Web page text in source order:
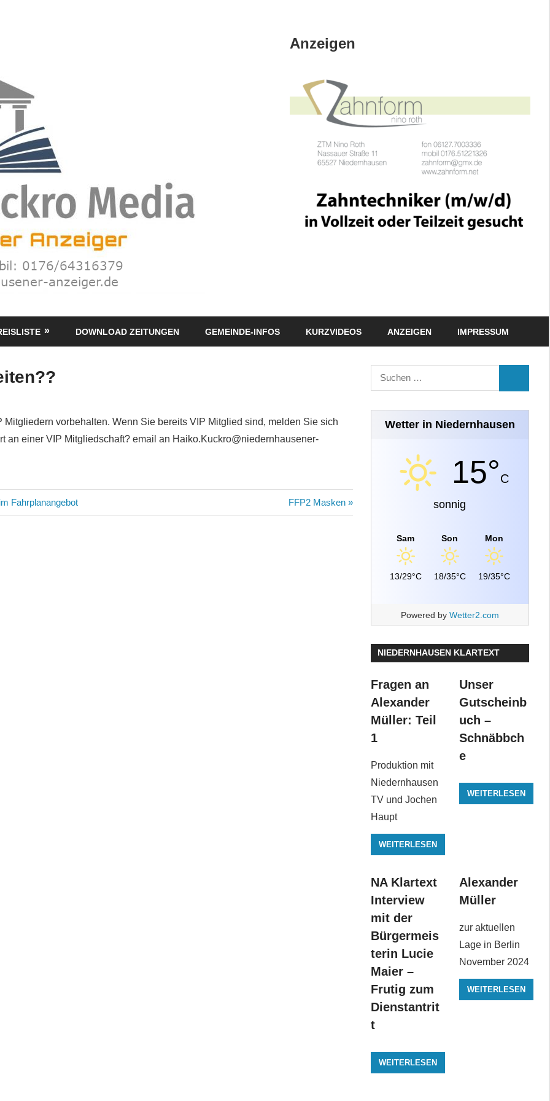
Anzeigen
DOWNLOAD ZEITUNGEN GEMEINDE-INFOS KURZVIDEOS ANZEIGEN IMPRESSUM
Mitgliedern vorbehalten. Wenn Sie bereits VIP Mitglied sind, melden Sie sich
an einer VIP Mitgliedschaft? email an Haiko.Kuckro@niedernhausener-
Fahrplanangebot
Nächster
Beitrag:
FFP2 Masken
Suchen
nach:
Wetter in Niedernhausen
15°C
sonnig
Sam
13/29°C
Son
18/35°C
Mon
19/35°C
Powered by Wetter2.com
NIEDERNHAUSEN KLARTEXT
Fragen an
Alexander
Müller: Teil
1
Produktion mit
Niedernhausen
TV und Jochen
Haupt
WEITERLESEN
Unser
Gutscheinb
uch –
Schnäbbch
e
WEITERLESEN
NA Klartext
Interview
mit der
Bürgermeis
terin Lucie
Maier –
Frutig zum
Dienstantrit
t
WEITERLESEN
Alexander
Müller
zur aktuellen
Lage in Berlin
November 2024
WEITERLESEN